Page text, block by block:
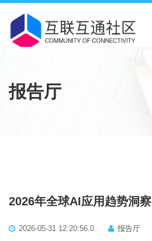
报告厅
2026年全球AI应用趋势洞察
2026-05-31 12:20:56.0 报告厅